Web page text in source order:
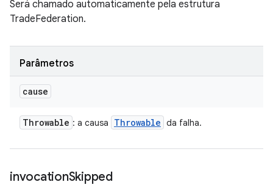
Será chamado automaticamente pela estrutura
TradeFederation.
Parâmetros
cause
Throwable : a causa Throwable da falha.
invocationSkipped